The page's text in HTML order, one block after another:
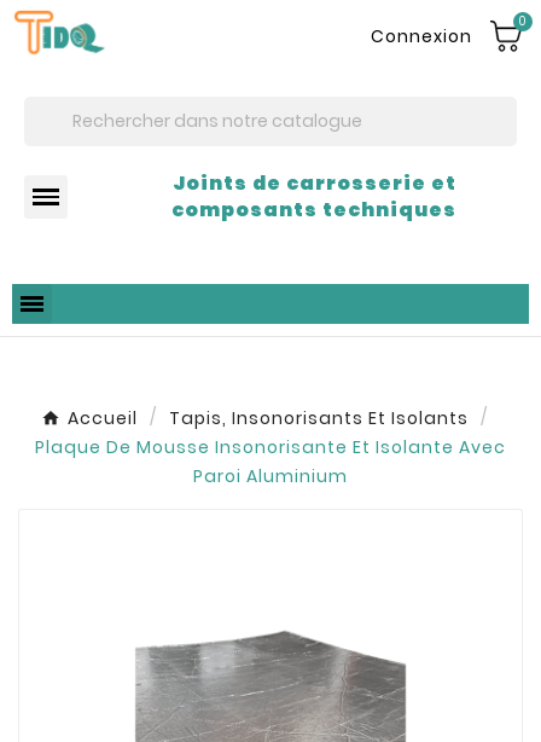
Connexion
0
Joints de carrosserie et
composants techniques
Accueil
Tapis, Insonorisants Et Isolants
Plaque De Mousse Insonorisante Et Isolante Avec
Paroi Aluminium